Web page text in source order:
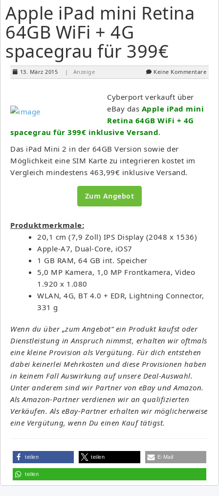
Apple iPad mini Retina
64GB WiFi + 4G
spacegrau für 399€
13. März 2015 | Anzeige Keine Kommentare
Cyberport verkauft über
eBay das Apple iPad mini
Retina 64GB WiFi + 4G
spacegrau für 399€ inklusive Versand.
Das iPad Mini 2 in der 64GB Version sowie der
Möglichkeit eine SIM Karte zu integrieren kostet im
Vergleich mindestens 463,99€ inklusive Versand.
Zum Angebot
Produktmerkmale:
20,1 cm (7,9 Zoll) IPS Display (2048 x 1536)
Apple-A7, Dual-Core, iOS7
1 GB RAM, 64 GB int. Speicher
5,0 MP Kamera, 1,0 MP Frontkamera, Video
1.920 x 1.080
WLAN, 4G, BT 4.0 + EDR, Lightning Connector,
331 g
Wenn du über „zum Angebot“ ein Produkt kaufst oder
Dienstleistung in Anspruch nimmst, erhalten wir oftmals
eine kleine Provision als Vergütung. Für dich entstehen
dabei keinerlei Mehrkosten und diese Provisionen haben
in keinem Fall Auswirkung auf unsere Deal-Auswahl.
Unter anderem sind wir Partner von eBay und Amazon.
Als Amazon-Partner verdienen wir an qualifizierten
Verkäufen. Als eBay-Partner erhalten wir möglicherweise
eine Vergütung, wenn Du einen Kauf tätigst.
teilen teilen E-Mail
teilen